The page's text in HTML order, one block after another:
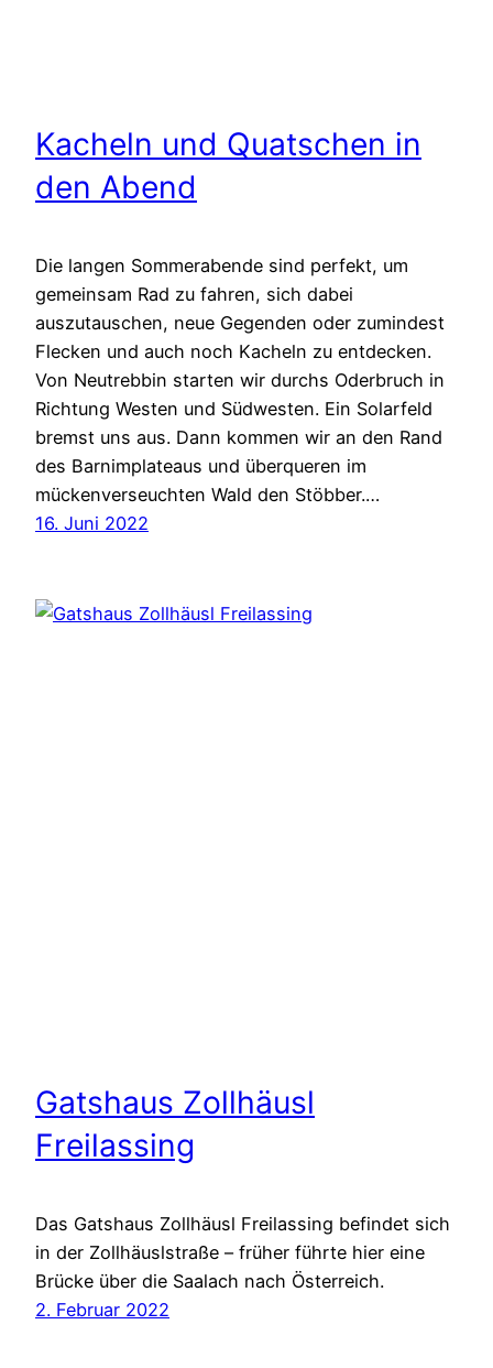
Kacheln und Quatschen in
den Abend
Die langen Sommerabende sind perfekt, um
gemeinsam Rad zu fahren, sich dabei
auszutauschen, neue Gegenden oder zumindest
Flecken und auch noch Kacheln zu entdecken.
Von Neutrebbin starten wir durchs Oderbruch in
Richtung Westen und Südwesten. Ein Solarfeld
bremst uns aus. Dann kommen wir an den Rand
des Barnimplateaus und überqueren im
mückenverseuchten Wald den Stöbber.…
16. Juni 2022
Gatshaus Zollhäusl
Freilassing
Das Gatshaus Zollhäusl Freilassing befindet sich
in der Zollhäuslstraße – früher führte hier eine
Brücke über die Saalach nach Österreich.
2. Februar 2022